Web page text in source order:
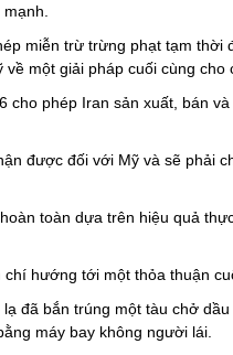
miễn trừ trừng phạt tạm
một giải pháp cuối cùng cho
phép Iran sản xuất, bán
được đối với Mỹ và sẽ phải
toàn dựa trên hiệu quả
hướng tới một thỏa thuận
đã bắn trúng một tàu chở
máy bay không người lái.